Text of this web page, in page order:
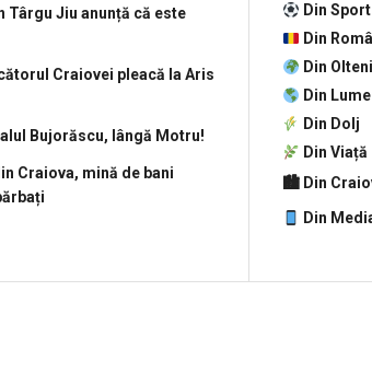
Târgu Jiu anunță că este
Craiovei pleacă la Aris
Bujorăscu, lângă Motru!
Craiova, mină de bani
Din Sport
Din
Din
Din Lume
Din Dolj
Din Viață
🏙 Din
Din